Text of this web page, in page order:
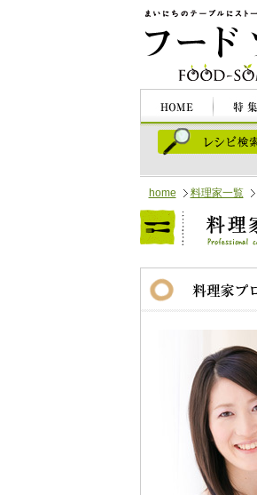
home 料理家一覧